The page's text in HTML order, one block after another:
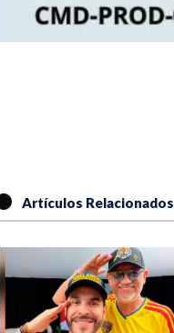
Artículos Relacionados